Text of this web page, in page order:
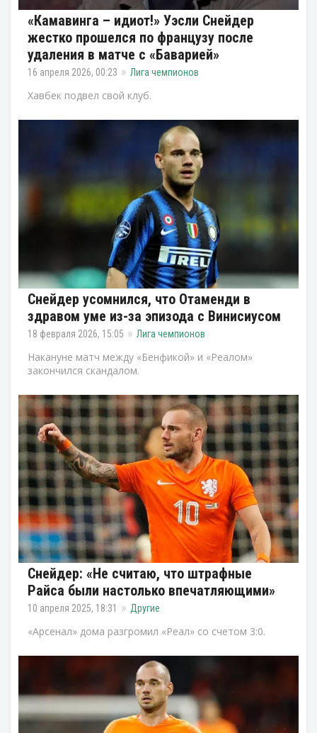
«Камавинга – идиот!» Уэсли Снейдер
жестко прошелся по французу после
удаления в матче с «Баварией»
16 апреля 2026, 00:23 Лига чемпионов
Хавбек подвел свой клуб.
Снейдер усомнился, что Отаменди в
здравом уме из-за эпизода с Винисиусом
18 февраля 2026, 15:05 Лига чемпионов
Накануне матч между «Бенфикой» и «Реалом»
закончился скандалом.
Снейдер: «Не считаю, что штрафные
Райса были настолько впечатляющими»
10 апреля 2025, 18:31 Другие
«Арсенал» дома разгромил «Реал» со счетом 3:0.